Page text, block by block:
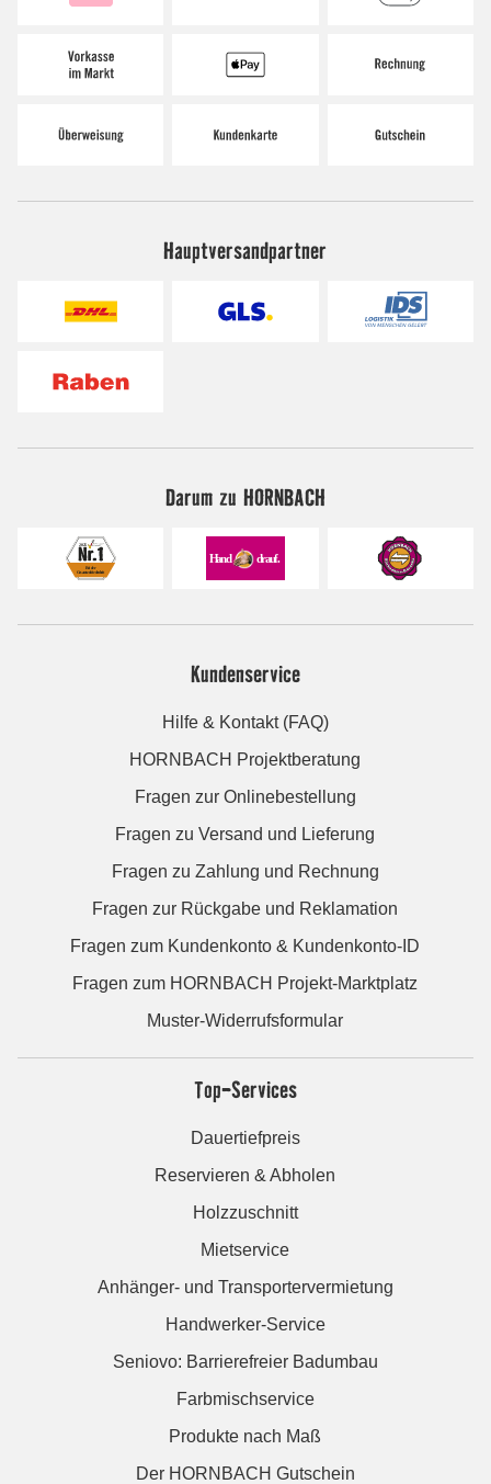
Hauptversandpartner
Darum zu HORNBACH
Kundenservice
Hilfe & Kontakt (FAQ)
HORNBACH Projektberatung
Fragen zur Onlinebestellung
Fragen zu Versand und Lieferung
Fragen zu Zahlung und Rechnung
Fragen zur Rückgabe und Reklamation
Fragen zum Kundenkonto & Kundenkonto-ID
Fragen zum HORNBACH Projekt-Marktplatz
Muster-Widerrufsformular
Top-Services
Dauertiefpreis
Reservieren & Abholen
Holzzuschnitt
Mietservice
Anhänger- und Transportervermietung
Handwerker-Service
Seniovo: Barrierefreier Badumbau
Farbmischservice
Produkte nach Maß
Der HORNBACH Gutschein